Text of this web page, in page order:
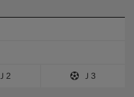
Ｊ2 Ｊ3